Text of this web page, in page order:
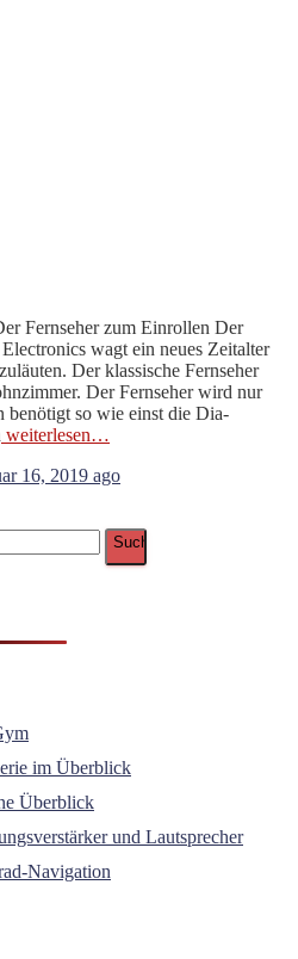
Fernseher zum Einrollen Der
wagt ein neues Zeitalter
Der klassische Fernseher
Der Fernseher wird nur
benötigt so wie einst die Dia-
weiterlesen…
16, 2019 ago
im Überblick
Überblick
und Lautsprecher
Navigation